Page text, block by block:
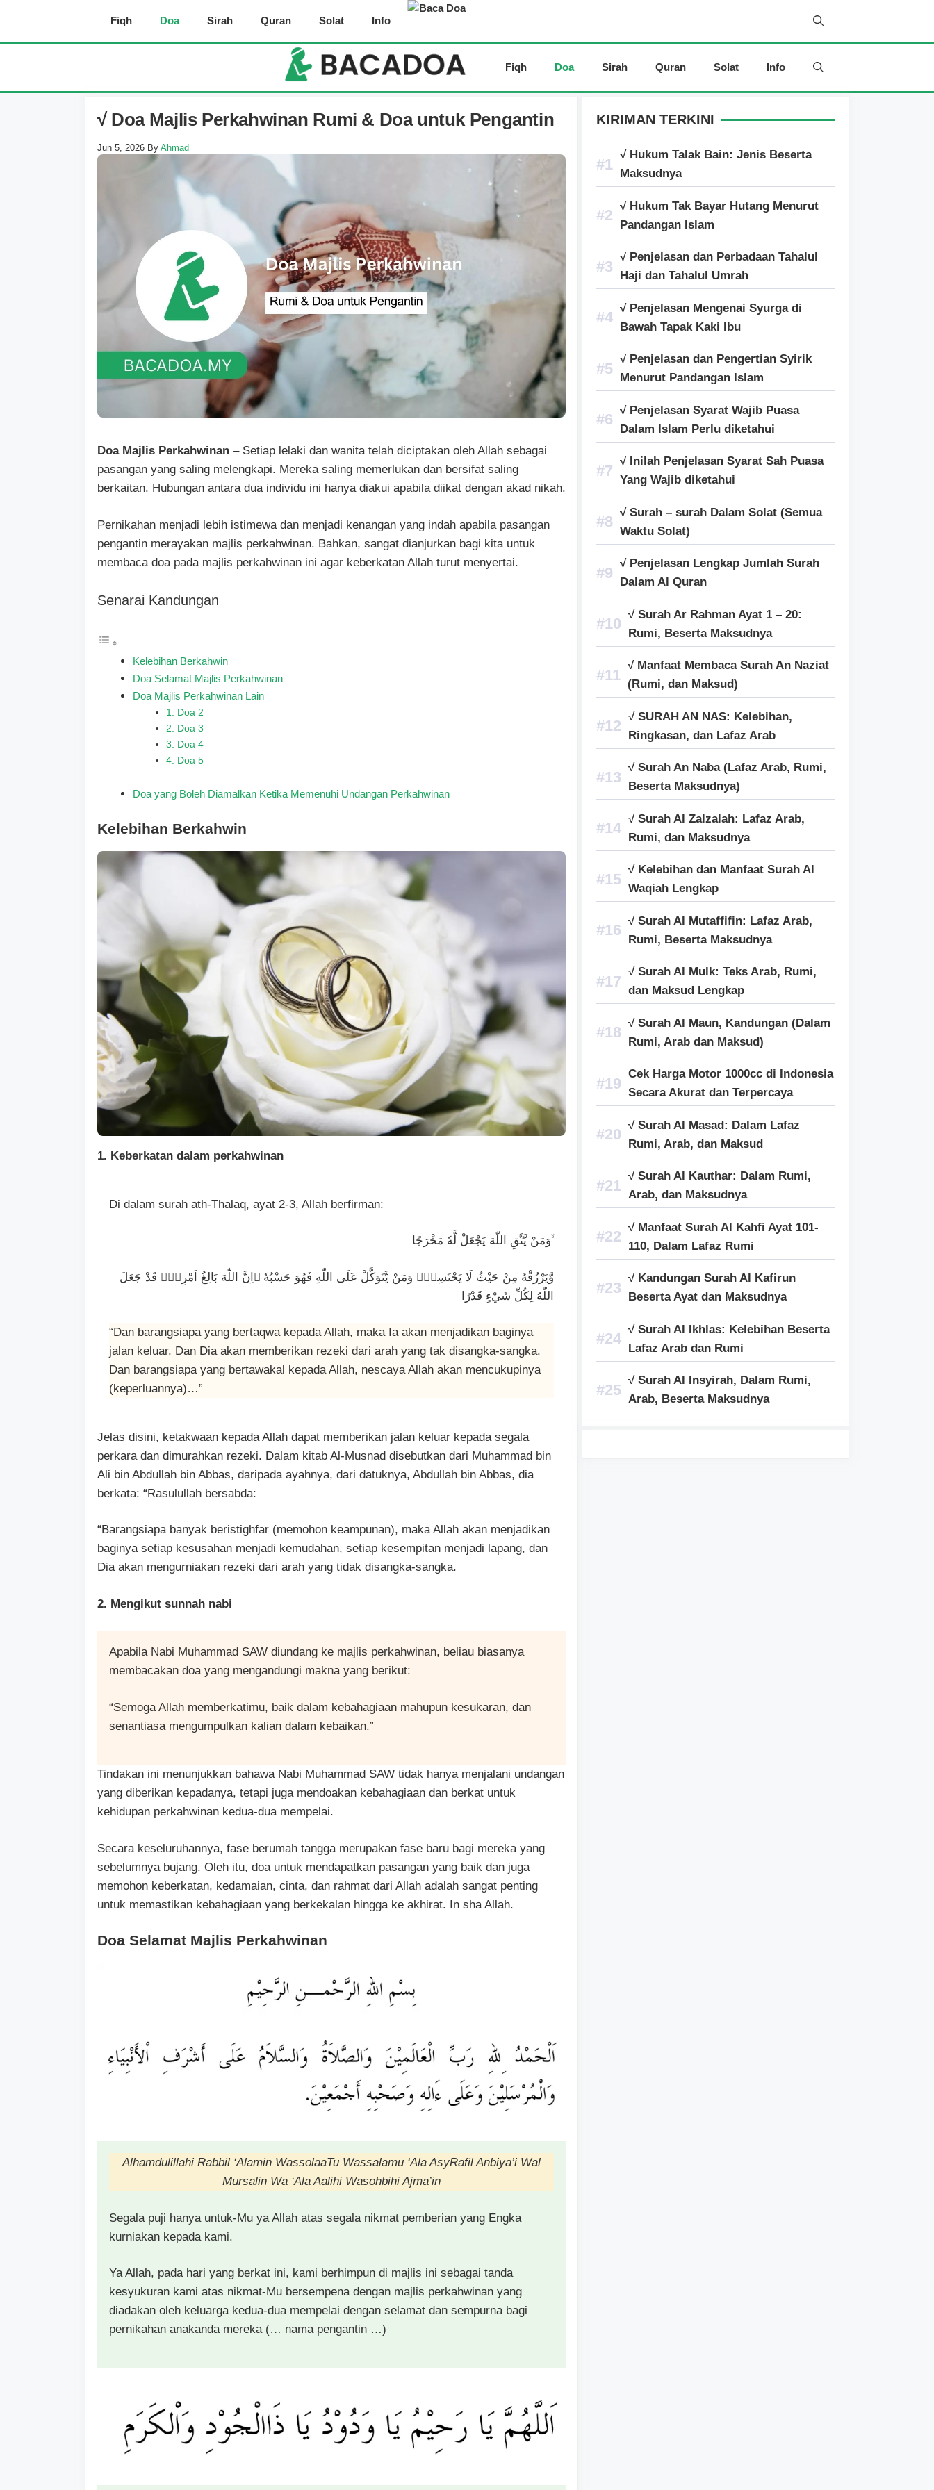
content
Fiqh Doa Sirah Quran Solat Info
Fiqh Doa Sirah Quran Solat Info
√ Doa Majlis Perkahwinan Rumi & Doa untuk Pengantin
Jun 5, 2026 By Ahmad
Doa Majlis Perkahwinan – Setiap lelaki dan wanita telah diciptakan oleh Allah sebagai
pasangan yang saling melengkapi. Mereka saling memerlukan dan bersifat saling
berkaitan. Hubungan antara dua individu ini hanya diakui apabila diikat dengan akad nikah.
Pernikahan menjadi lebih istimewa dan menjadi kenangan yang indah apabila pasangan
pengantin merayakan majlis perkahwinan. Bahkan, sangat dianjurkan bagi kita untuk
membaca doa pada majlis perkahwinan ini agar keberkatan Allah turut menyertai.
Senarai Kandungan
Kelebihan Berkahwin
Doa Selamat Majlis Perkahwinan
Doa Majlis Perkahwinan Lain
1. Doa 2
2. Doa 3
3. Doa 4
4. Doa 5
Doa yang Boleh Diamalkan Ketika Memenuhi Undangan Perkahwinan
Kelebihan Berkahwin
1. Keberkatan dalam perkahwinan
Di dalam surah ath-Thalaq, ayat 2-3, Allah berfirman:
وَمَنْ يَّتَّقِ اللّٰهَ يَجْعَلْ لَّهٗ مَخْرَجًا ۙ
وَّيَرْزُقْهُ مِنْ حَيْثُ لَا يَحْتَسِبُۗ وَمَنْ يَّتَوَكَّلْ عَلَى اللّٰهِ فَهُوَ حَسْبُهٗ ۗاِنَّ اللّٰهَ بَالِغُ اَمْرِهٖۗ قَدْ جَعَلَ
اللّٰهُ لِكُلِّ شَيْءٍ قَدْرًا
“Dan barangsiapa yang bertaqwa kepada Allah, maka Ia akan menjadikan baginya
jalan keluar. Dan Dia akan memberikan rezeki dari arah yang tak disangka-sangka.
Dan barangsiapa yang bertawakal kepada Allah, nescaya Allah akan mencukupinya
(keperluannya)…”
Jelas disini, ketakwaan kepada Allah dapat memberikan jalan keluar kepada segala
perkara dan dimurahkan rezeki. Dalam kitab Al-Musnad disebutkan dari Muhammad bin
Ali bin Abdullah bin Abbas, daripada ayahnya, dari datuknya, Abdullah bin Abbas, dia
berkata: “Rasulullah bersabda:
“Barangsiapa banyak beristighfar (memohon keampunan), maka Allah akan menjadikan
baginya setiap kesusahan menjadi kemudahan, setiap kesempitan menjadi lapang, dan
Dia akan mengurniakan rezeki dari arah yang tidak disangka-sangka.
2. Mengikut sunnah nabi
Apabila Nabi Muhammad SAW diundang ke majlis perkahwinan, beliau biasanya
membacakan doa yang mengandungi makna yang berikut:
“Semoga Allah memberkatimu, baik dalam kebahagiaan mahupun kesukaran, dan
senantiasa mengumpulkan kalian dalam kebaikan.”
Tindakan ini menunjukkan bahawa Nabi Muhammad SAW tidak hanya menjalani undangan
yang diberikan kepadanya, tetapi juga mendoakan kebahagiaan dan berkat untuk
kehidupan perkahwinan kedua-dua mempelai.
Secara keseluruhannya, fase berumah tangga merupakan fase baru bagi mereka yang
sebelumnya bujang. Oleh itu, doa untuk mendapatkan pasangan yang baik dan juga
memohon keberkatan, kedamaian, cinta, dan rahmat dari Allah adalah sangat penting
untuk memastikan kebahagiaan yang berkekalan hingga ke akhirat. In sha Allah.
Doa Selamat Majlis Perkahwinan
Alhamdulillahi Rabbil ‘Alamin WassolaaTu Wassalamu ‘Ala AsyRafil Anbiya’i Wal
Mursalin Wa ‘Ala Aalihi Wasohbihi Ajma’in
Segala puji hanya untuk-Mu ya Allah atas segala nikmat pemberian yang Engka
kurniakan kepada kami.
Ya Allah, pada hari yang berkat ini, kami berhimpun di majlis ini sebagai tanda
kesyukuran kami atas nikmat-Mu bersempena dengan majlis perkahwinan yang
diadakan oleh keluarga kedua-dua mempelai dengan selamat dan sempurna bagi
pernikahan anakanda mereka (… nama pengantin …)
KIRIMAN TERKINI
√ Hukum Talak Bain: Jenis Beserta
Maksudnya
√ Hukum Tak Bayar Hutang Menurut
Pandangan Islam
√ Penjelasan dan Perbadaan Tahalul
Haji dan Tahalul Umrah
√ Penjelasan Mengenai Syurga di
Bawah Tapak Kaki Ibu
√ Penjelasan dan Pengertian Syirik
Menurut Pandangan Islam
√ Penjelasan Syarat Wajib Puasa
Dalam Islam Perlu diketahui
√ Inilah Penjelasan Syarat Sah Puasa
Yang Wajib diketahui
√ Surah – surah Dalam Solat (Semua
Waktu Solat)
√ Penjelasan Lengkap Jumlah Surah
Dalam Al Quran
√ Surah Ar Rahman Ayat 1 – 20:
Rumi, Beserta Maksudnya
√ Manfaat Membaca Surah An Naziat
(Rumi, dan Maksud)
√ SURAH AN NAS: Kelebihan,
Ringkasan, dan Lafaz Arab
√ Surah An Naba (Lafaz Arab, Rumi,
Beserta Maksudnya)
√ Surah Al Zalzalah: Lafaz Arab,
Rumi, dan Maksudnya
√ Kelebihan dan Manfaat Surah Al
Waqiah Lengkap
√ Surah Al Mutaffifin: Lafaz Arab,
Rumi, Beserta Maksudnya
√ Surah Al Mulk: Teks Arab, Rumi,
dan Maksud Lengkap
√ Surah Al Maun, Kandungan (Dalam
Rumi, Arab dan Maksud)
Cek Harga Motor 1000cc di Indonesia
Secara Akurat dan Terpercaya
√ Surah Al Masad: Dalam Lafaz
Rumi, Arab, dan Maksud
√ Surah Al Kauthar: Dalam Rumi,
Arab, dan Maksudnya
√ Manfaat Surah Al Kahfi Ayat 101-
110, Dalam Lafaz Rumi
√ Kandungan Surah Al Kafirun
Beserta Ayat dan Maksudnya
√ Surah Al Ikhlas: Kelebihan Beserta
Lafaz Arab dan Rumi
√ Surah Al Insyirah, Dalam Rumi,
Arab, Beserta Maksudnya